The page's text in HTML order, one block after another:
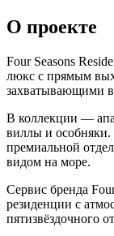
О проекте
Four Seasons
люкс с прямым
захватывающими
В коллекции —
виллы и особняки.
премиальной
видом на море.
Сервис бренда
резиденции с
пятизвёздочного